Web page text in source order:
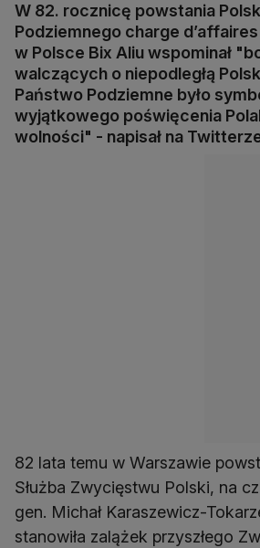
W 82. rocznicę powstania
Podziemnego charge
w Polsce Bix Aliu wspominał
walczących o niepodległą
Państwo Podziemne było
wyjątkowego poświęcenia
wolności" - napisał na
82 lata temu w Warszawie
Służba Zwycięstwu Polski, na
gen. Michał Karaszewicz-
stanowiła zalążek przyszłego